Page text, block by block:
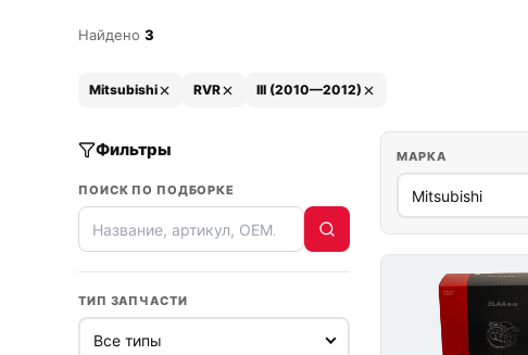
Найдено 3
Mitsubishi RVR III (2010—2012)
Фильтры
ПОИСК ПО ПОДБОРКЕ
ТИП ЗАПЧАСТИ
МАРКА